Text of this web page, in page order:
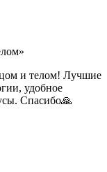
и телом! Лучшие
удобное
Спасибо🙏